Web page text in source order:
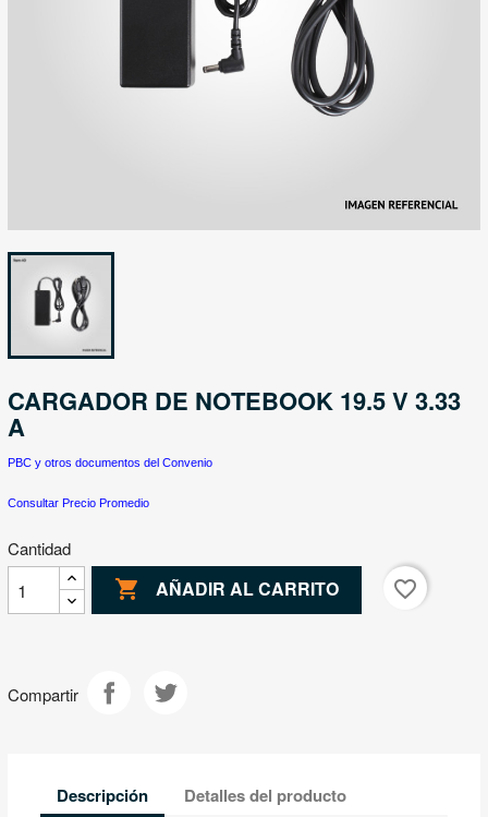
CARGADOR DE NOTEBOOK 19.5 V 3.33
A
PBC y otros documentos del Convenio
Consultar Precio Promedio
Cantidad
 AÑADIR AL CARRITO favorite_border
Compartir
Descripción Detalles del producto